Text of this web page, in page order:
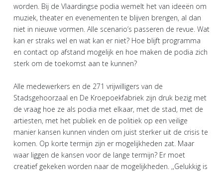
worden. Bij de Vlaardingse podia wemelt het van ideeën om
muziek, theater en evenementen te blijven brengen, al dan
niet in nieuwe vormen. Alle scenario’s passeren de revue. Wat
kan er straks wel en wat kan er niet? Hoe blijft programma
en contact op afstand mogelijk en hoe maken de podia zich
sterk om de toekomst aan te kunnen?
Alle medewerkers en de 271 vrijwilligers van de
Stadsgehoorzaal en De Kroepoekfabriek zijn druk bezig met
de vraag hoe ze als podia met elkaar, met de stad, met de
artiesten, met het publiek en de politiek op een veilige
manier kansen kunnen vinden om juist sterker uit de crisis te
komen. Op korte termijn zijn er mogelijkheden zat. Maar
waar liggen de kansen voor de lange termijn? Er moet
creatief gekeken worden naar de mogelijkheden. ,,Gelukkig is